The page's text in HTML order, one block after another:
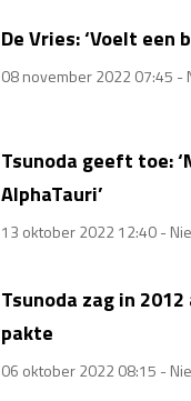
De Vries: ‘Voelt
08 november 2022 07:45 -
Tsunoda geeft toe:
AlphaTauri’
13 oktober 2022 12:40 -
Tsunoda zag in
pakte
06 oktober 2022 08:15 -